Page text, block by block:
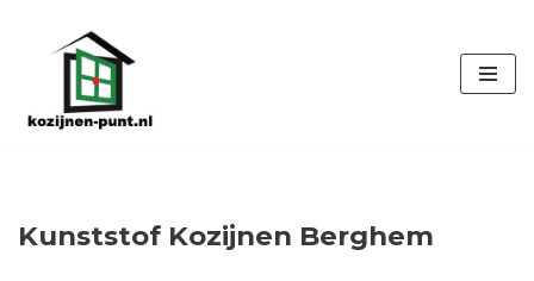
de
Kunststof Kozijnen Berghem